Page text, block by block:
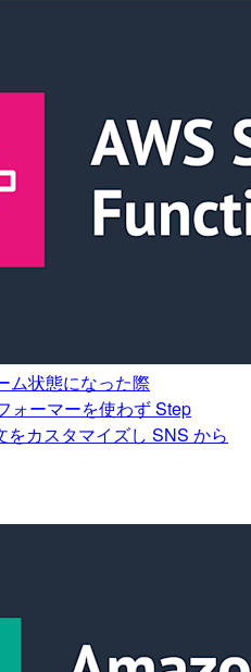
ム状態になった際
ォーマーを使わず Step
カスタマイズし SNS から